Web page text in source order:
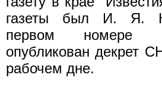
газеты был И. Я.
первом номере
опубликован декрет
рабочем дне.